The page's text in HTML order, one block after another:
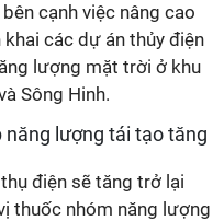
cạnh việc nâng cao
các dự án thủy điện
lượng mặt trời ở khu
Sông Hinh.
năng lượng tái tạo tăng
điện sẽ tăng trở lại
thuốc nhóm năng lượng